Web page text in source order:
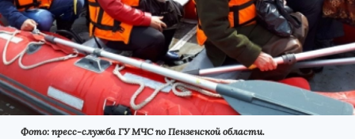
Фото: пресс-служба ГУ МЧС по Пензенской области.